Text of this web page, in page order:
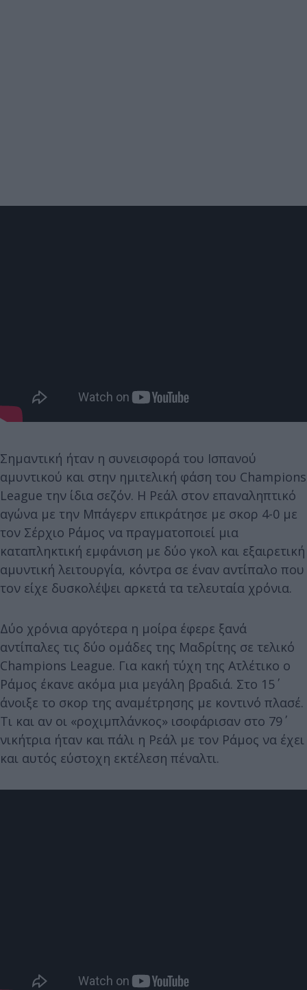
Σημαντική ήταν η συνεισφορά του Ισπανού
αμυντικού και στην ημιτελική φάση του Champions
League την ίδια σεζόν. Η Ρεάλ στον επαναληπτικό
αγώνα με την Μπάγερν επικράτησε με σκορ 4-0 με
τον Σέρχιο Ράμος να πραγματοποιεί μια
καταπληκτική εμφάνιση με δύο γκολ και εξαιρετική
αμυντική λειτουργία, κόντρα σε έναν αντίπαλο που
τον είχε δυσκολέψει αρκετά τα τελευταία χρόνια.
Δύο χρόνια αργότερα η μοίρα έφερε ξανά
αντίπαλες τις δύο ομάδες της Μαδρίτης σε τελικό
Champions League. Για κακή τύχη της Ατλέτικο ο
Ράμος έκανε ακόμα μια μεγάλη βραδιά. Στο 15΄
άνοιξε το σκορ της αναμέτρησης με κοντινό πλασέ.
Τι και αν οι «ροχιμπλάνκος» ισοφάρισαν στο 79΄
νικήτρια ήταν και πάλι η Ρεάλ με τον Ράμος να έχει
και αυτός εύστοχη εκτέλεση πέναλτι.